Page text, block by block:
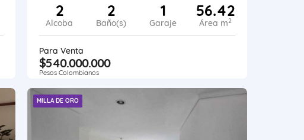
2
Alcoba
2
Baño(s)
1
Garaje
56.42
Área m2
Para Venta
$540.000.000
Pesos Colombianos
MILLA DE ORO